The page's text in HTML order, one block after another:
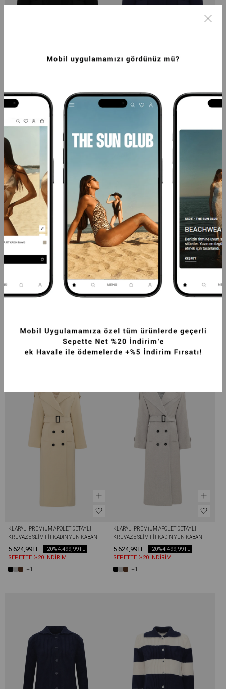
3.249,99TL 2.599,99TL
SEPETTE %20 İNDİRİM
3.249,99TL 2.599,99TL
SEPETTE %20 İNDİRİM
SEPETTE %20 İNDİRİM
SEPETTE %20 İNDİRİM
KLAPALI PREMIUM APOLET DETAYLI
KRUVAZE SLIM FIT KADIN YÜN KABAN
5.624,99TL 4.499,99TL
-20%
SEPETTE %20 İNDİRİM
+1
KLAPALI PREMIUM APOLET DETAYLI
KRUVAZE SLIM FIT KADIN YÜN KABAN
5.624,99TL 4.499,99TL
-20%
SEPETTE %20 İNDİRİM
+1